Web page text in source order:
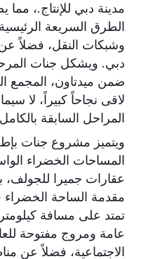
مدينة دبي للإنتاج.،
الطرق السريعة
وشبكات النقل، فضلاً
دبي. ويشكل جنات
ضمن ميدتاون، المجمع
لاقى نجاحاً كبيراً، لا
المراحل السابقة بالكامل.
ويتميز مشروع جنات
المساحات الخضراء
عقارات جميرا
مقدمة الساحة الخضراء
تمتد على مسافة
عامة ومروج مفتوحة
الاجتماعية، فضلاً عن